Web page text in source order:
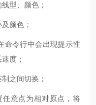
型、颜色；
颜色；
命令行中会出现提示性
度；
之间切换；
意点为相对原点，将